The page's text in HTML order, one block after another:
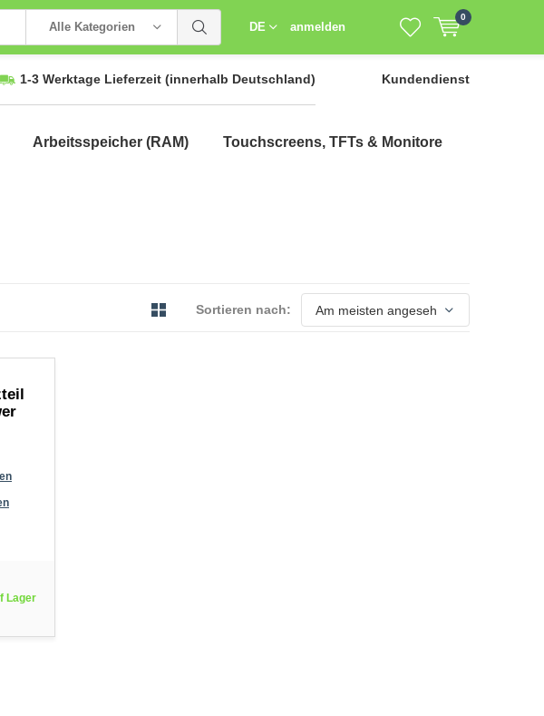
Alle Kategorien DE anmelden
0
1-3 Werktage Lieferzeit (innerhalb Deutschland) Kundendienst
Arbeitsspeicher (RAM) Touchscreens, TFTs & Monitore
Sortieren nach:
Lager